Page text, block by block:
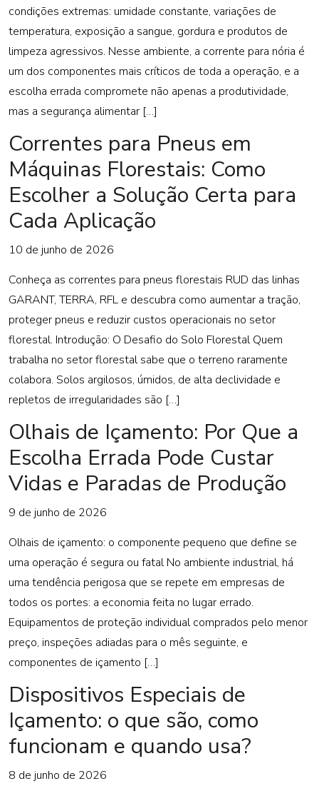
condições extremas: umidade constante, variações de
temperatura, exposição a sangue, gordura e produtos de
limpeza agressivos. Nesse ambiente, a corrente para nória é
um dos componentes mais críticos de toda a operação, e a
escolha errada compromete não apenas a produtividade,
mas a segurança alimentar […]
Correntes para Pneus em
Máquinas Florestais: Como
Escolher a Solução Certa para
Cada Aplicação
10 de junho de 2026
Conheça as correntes para pneus florestais RUD das linhas
GARANT, TERRA, RFL e descubra como aumentar a tração,
proteger pneus e reduzir custos operacionais no setor
florestal. Introdução: O Desafio do Solo Florestal Quem
trabalha no setor florestal sabe que o terreno raramente
colabora. Solos argilosos, úmidos, de alta declividade e
repletos de irregularidades são […]
Olhais de Içamento: Por Que a
Escolha Errada Pode Custar
Vidas e Paradas de Produção
9 de junho de 2026
Olhais de içamento: o componente pequeno que define se
uma operação é segura ou fatal No ambiente industrial, há
uma tendência perigosa que se repete em empresas de
todos os portes: a economia feita no lugar errado.
Equipamentos de proteção individual comprados pelo menor
preço, inspeções adiadas para o mês seguinte, e
componentes de içamento […]
Dispositivos Especiais de
Içamento: o que são, como
funcionam e quando usa?
8 de junho de 2026